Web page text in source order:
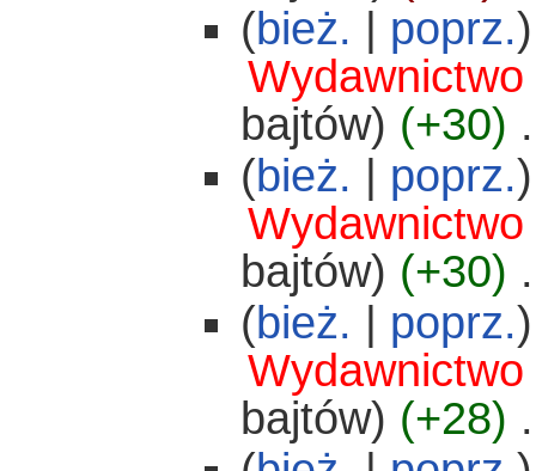
(bież. poprz.)
Wydawnictwo
bajtów) (+30)
(bież. poprz.)
Wydawnictwo
bajtów) (+30)
(bież. poprz.)
Wydawnictwo
bajtów) (+28)